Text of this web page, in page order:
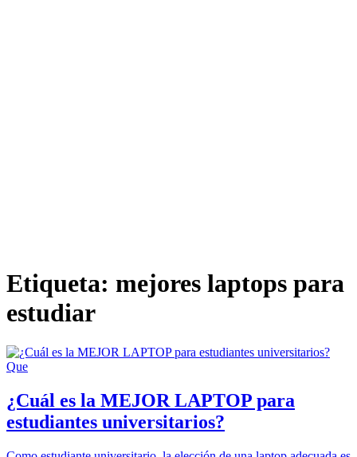
Etiqueta: mejores laptops para
estudiar
Que
¿Cuál es la MEJOR LAPTOP para
estudiantes universitarios?